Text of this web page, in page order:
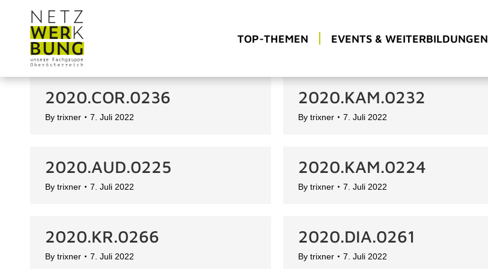
TOP-THEMEN EVENTS & WEITERBILDUNGEN
2020.COR.0236
By trixner 7. Juli 2022
2020.KAM.0232
By trixner 7. Juli 2022
2020.AUD.0225
By trixner 7. Juli 2022
2020.KAM.0224
By trixner 7. Juli 2022
2020.KR.0266
By trixner 7. Juli 2022
2020.DIA.0261
By trixner 7. Juli 2022